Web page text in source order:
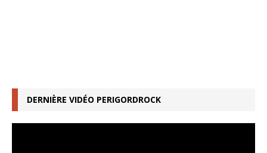
DERNIÈRE VIDÉO PERIGORDROCK